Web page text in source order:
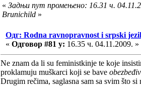
« Задњи пут промењено: 16.31 ч.
Brunichild »
Одг: Rodna ravnopravnost i srpski
« Одговор #81 у: 16.35 ч. 04.11.2009. »
Ne znam da li su feministkinje te koje
proklamuju muškarci koji se bave
Drugim rečima, saglasna sam sa svim što